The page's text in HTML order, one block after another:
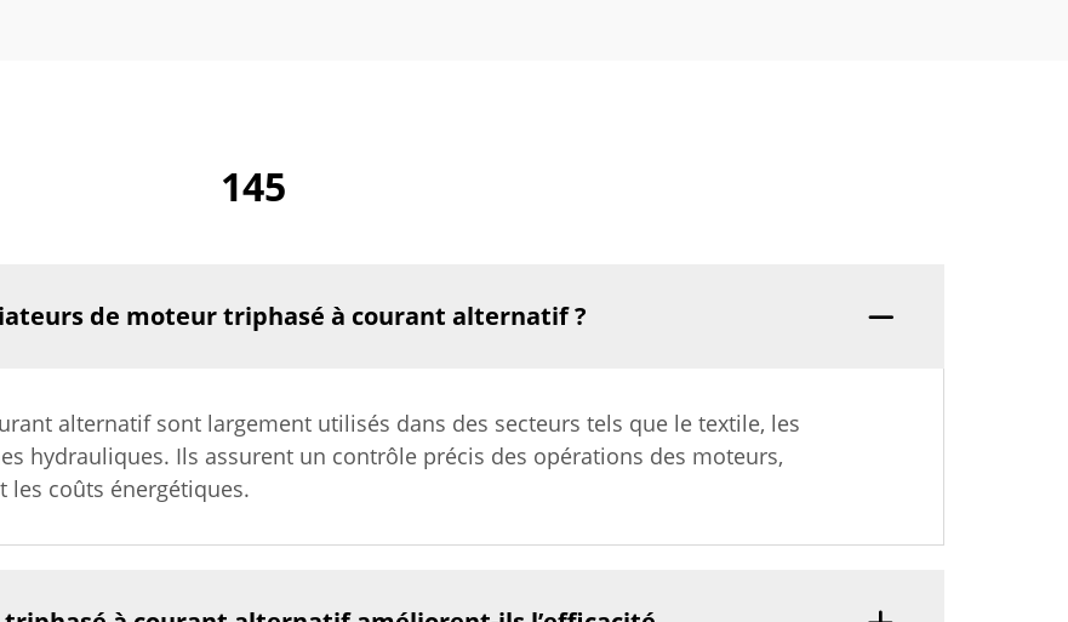
145
de moteur triphasé à courant alternatif ?
alternatif sont largement utilisés dans des secteurs tels que le textile, les
hydrauliques. Ils assurent un contrôle précis des opérations des moteurs,
les coûts énergétiques.